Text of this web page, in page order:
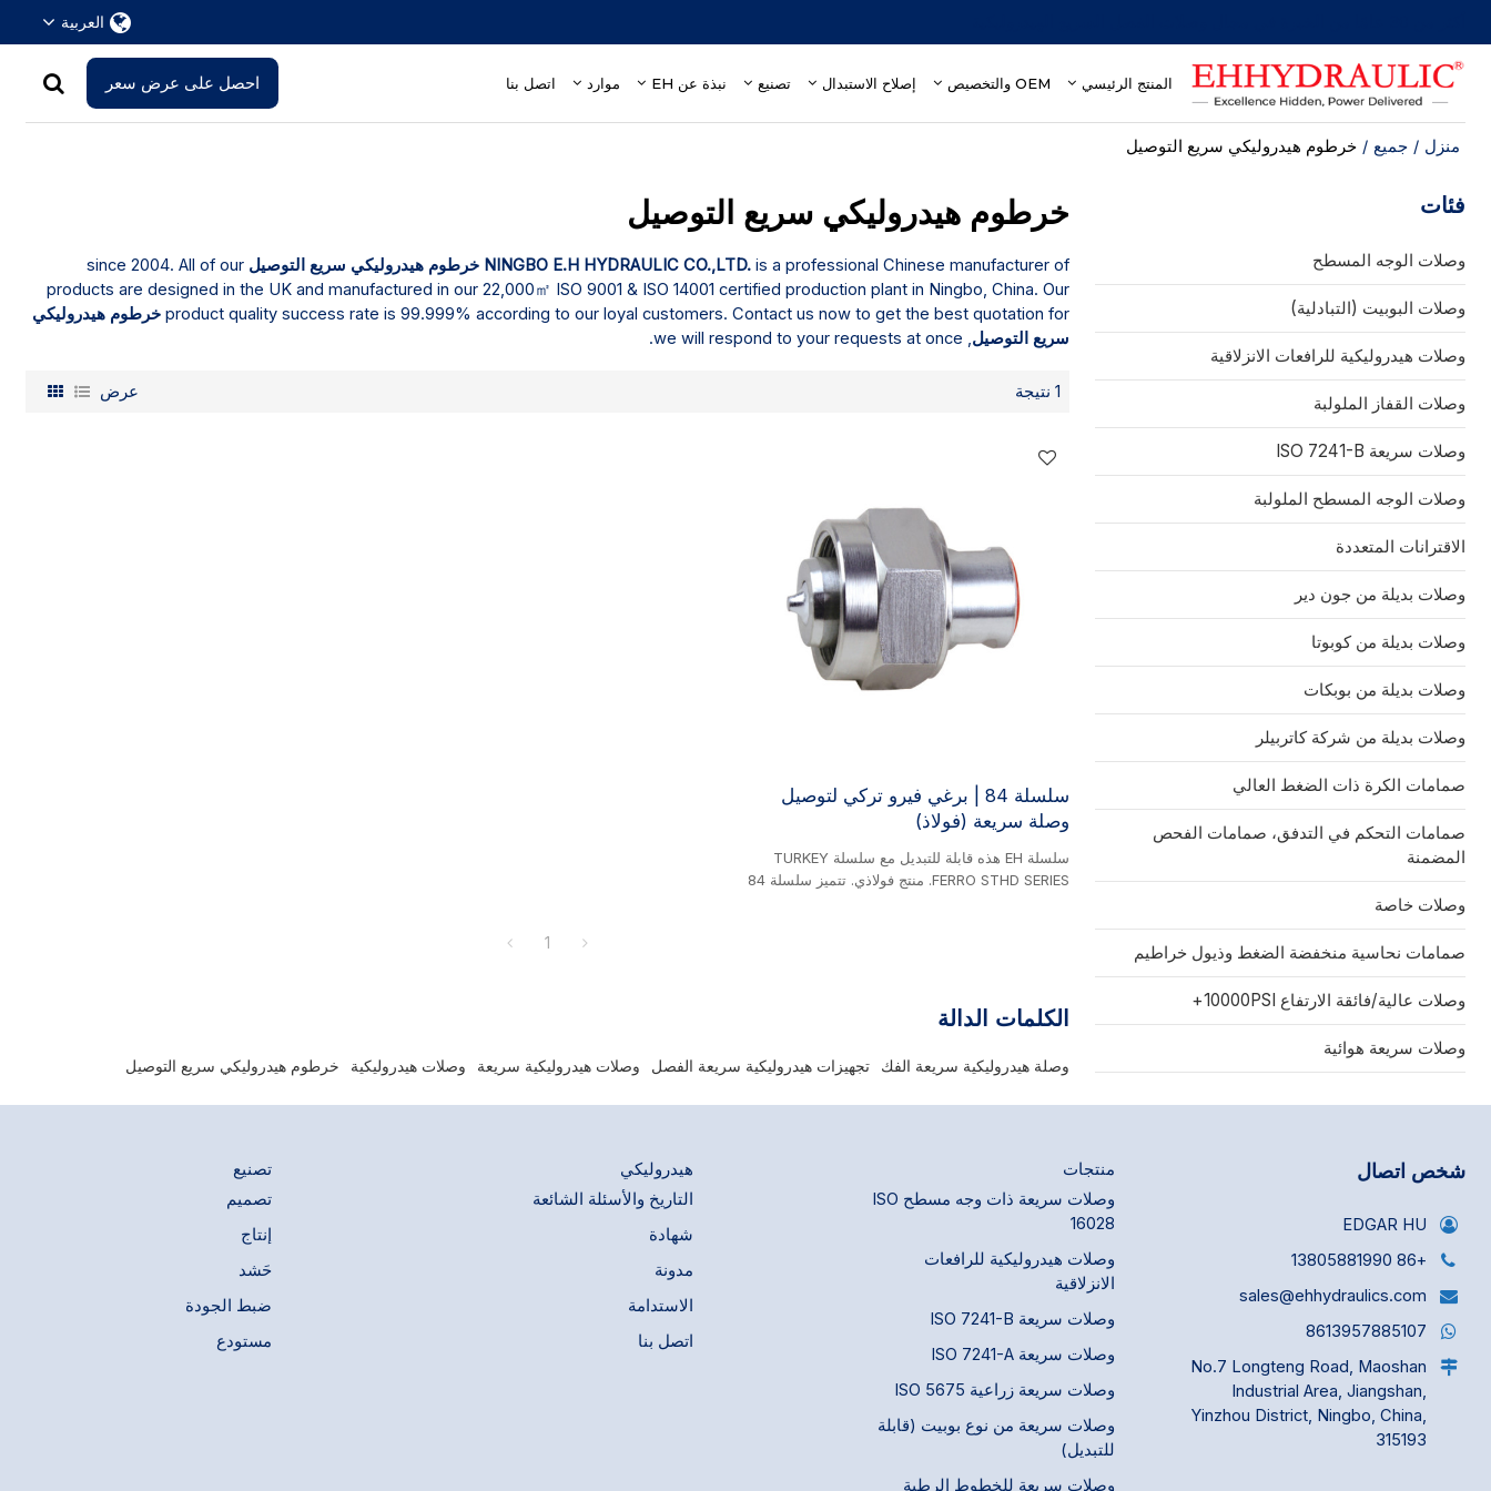
العربية
المنتج الرئيسي OEM والتخصيص إصلاح الاستبدال تصنيع نبذة عن EH موارد اتصل بنا احصل على عرض سعر
منزل / جميع / خرطوم هيدروليكي سريع التوصيل
خرطوم هيدروليكي سريع التوصيل
NINGBO E.H HYDRAULIC CO.,LTD.is a professional Chinese manufacturer of خرطوم هيدروليكي سريع التوصيل since 2004. All of our
products are designed in the UK and manufactured in our 22,000㎡ ISO 9001 & ISO 14001 certified production plant in Ningbo, China. Our
product quality success rate is 99.999% according to our loyal customers. Contact us now to get the best quotation for خرطوم هيدروليكي
سريع التوصيل, we will respond to your requests at once.
1 نتيجة عرض
سلسلة 84 | برغي فيرو تركي لتوصيل
وصلة سريعة (فولاذ)
سلسلة EH هذه قابلة للتبديل مع سلسلة TURKEY
FERRO STHD SERIES. منتج فولاذي. تتميز سلسلة 84
1
الكلمات الدالة
وصلة هيدروليكية سريعة الفك تجهيزات هيدروليكية سريعة الفصل وصلات هيدروليكية سريعة وصلات هيدروليكية خرطوم هيدروليكي سريع التوصيل
فئات
وصلات الوجه المسطح
وصلات البوبيت (التبادلية)
وصلات هيدروليكية للرافعات الانزلاقية
وصلات القفاز الملولبة
وصلات سريعة ISO 7241-B
وصلات الوجه المسطح الملولبة
الاقترانات المتعددة
وصلات بديلة من جون دير
وصلات بديلة من كوبوتا
وصلات بديلة من بوبكات
وصلات بديلة من شركة كاتربيلر
صمامات الكرة ذات الضغط العالي
صمامات التحكم في التدفق، صمامات الفحص
المضمنة
وصلات خاصة
صمامات نحاسية منخفضة الضغط وذيول خراطيم
وصلات عالية/فائقة الارتفاع 10000PSI+
وصلات سريعة هوائية
شخص اتصال
EDGAR HU
+86 13805881990
sales@ehhydraulics.com
8613957885107
No.7 Longteng Road, Maoshan
Industrial Area, Jiangshan,
Yinzhou District, Ningbo, China,
315193
منتجات
وصلات سريعة ذات وجه مسطح ISO
16028
وصلات هيدروليكية للرافعات
الانزلاقية
وصلات سريعة ISO 7241-B
وصلات سريعة ISO 7241-A
وصلات سريعة زراعية ISO 5675
وصلات سريعة من نوع بوبيت (قابلة
للتبديل)
وصلات سريعة للخطوط الرطبة
هيدروليكي
التاريخ والأسئلة الشائعة
شهادة
مدونة
الاستدامة
اتصل بنا
تصنيع
تصميم
إنتاج
حَشد
ضبط الجودة
مستودع